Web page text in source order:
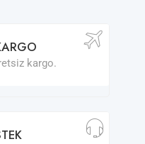
kargo.